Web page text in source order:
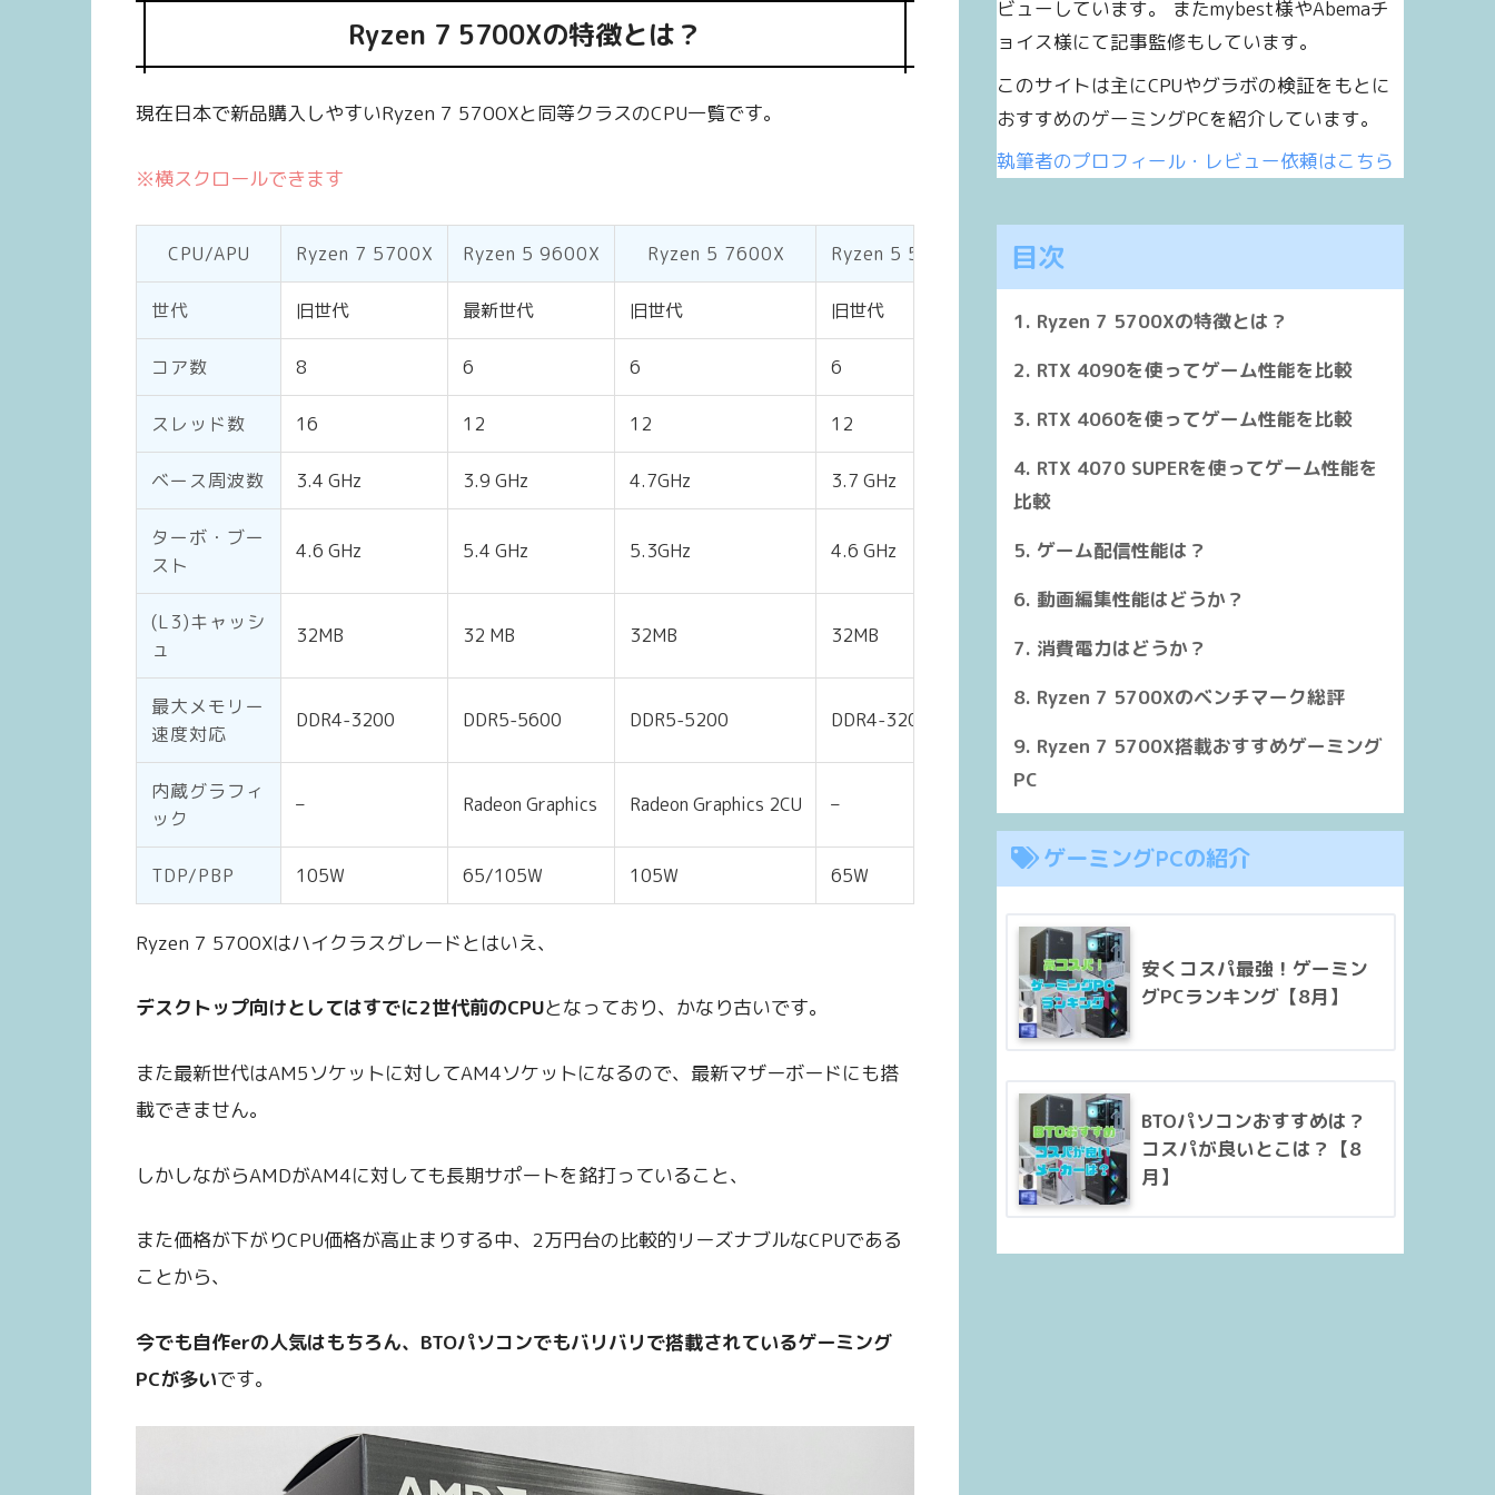
Ryzen 7 5700Xの特徴とは？
現在日本で新品購入しやすいRyzen 7 5700Xと同等クラスのCPU一覧です。
※横スクロールできます
CPU/APU Ryzen 7 5700X Ryzen 5 9600X Ryzen 5 7600X Ryzen 5 5600X Ryzen 5 7600
世代 旧世代 最新世代 旧世代 旧世代 旧世代 旧世代
コア数 8 6 6 6 6
スレッド数 16 12 12 12 12 12
ベース周波数 3.4 GHz 3.9 GHz 4.7GHz 3.7 GHz 3.8GHz 3.5 GHz 3.6 GHz
ターボ・ブー
スト
4.6 GHz 5.4 GHz 5.3GHz 4.6 GHz 5.1GHz 4.4 GHz
(L3)キャッシ
ュ
32MB 32 MB 32MB 32MB 32MB 32 MB
最大メモリー
速度対応
DDR4-3200 DDR5-5600 DDR5-5200 DDR4-3200
内蔵グラフィ
ック
– Radeon Graphics Radeon Graphics 2CU –
TDP/PBP 105W 65/105W 105W 65W 65W 65W
Ryzen 7 5700Xはハイクラスグレードとはいえ、
デスクトップ向けとしてはすでに2世代前のCPUとなっており、かなり古いです。
また最新世代はAM5ソケットに対してAM4ソケットになるので、最新マザーボードにも搭
載できません。
しかしながらAMDがAM4に対しても長期サポートを銘打っていること、
また価格が下がりCPU価格が高止まりする中、2万円台の比較的リーズナブルなCPUである
ことから、
今でも自作erの人気はもちろん、BTOパソコンでもバリバリで搭載されているゲーミング
PCが多いです。
ビューしています。 またmybest様やAbemaチ
ョイス様にて記事監修もしています。
このサイトは主にCPUやグラボの検証をもとに
おすすめのゲーミングPCを紹介しています。
執筆者のプロフィール・レビュー依頼はこちら
目次
Ryzen 7 5700Xの特徴とは？
RTX 4090を使ってゲーム性能を比較
RTX 4060を使ってゲーム性能を比較
RTX 4070 SUPERを使ってゲーム性能を
比較
ゲーム配信性能は？
動画編集性能はどうか？
消費電力はどうか？
Ryzen 7 5700Xのベンチマーク総評
Ryzen 7 5700X搭載おすすめゲーミング
PC
ゲーミングPCの紹介
安くコスパ最強！ゲーミン
グPCランキング【8月】
BTOパソコンおすすめは？
コスパが良いとこは？【8
月】